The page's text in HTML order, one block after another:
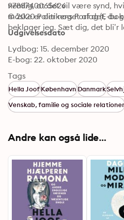
nemlig, at det vil være synd,
måske er der noget af det, du
beklager jeg. Sæt dig, det bli’r
9788740065626
© 2020 Politikens Forlag (E-
Udgivelsesdato
Lydbog: 15. december 2020
E-bog: 22. oktober 2020
Tags
Hella JoofKøbenhavnDanmark
Venskab, familie og sociale
Andre kan også lide...